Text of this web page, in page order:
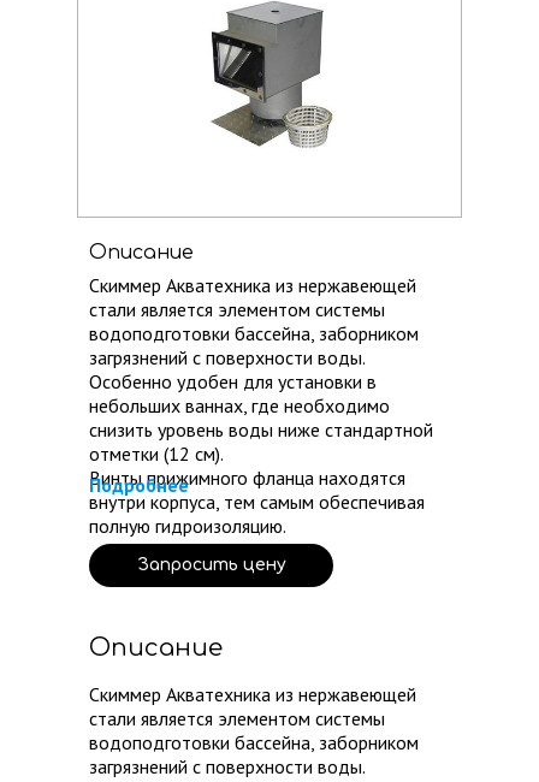
Описание
Скиммер Акватехника из нержавеющей
стали является элементом системы
водоподготовки бассейна, заборником
загрязнений с поверхности воды.
Особенно удобен для установки в
небольших ваннах, ​где необходимо
снизить уровень воды ниже стандартной
отметки (12 см).
Винты прижимного фланца находятся
внутри корпуса, ​тем самым обеспечивая
полную гидроизоляцию.
Подробнее
Запросить цену
Описание
Скиммер Акватехника из нержавеющей
стали является элементом системы
водоподготовки бассейна, заборником
загрязнений с поверхности воды.